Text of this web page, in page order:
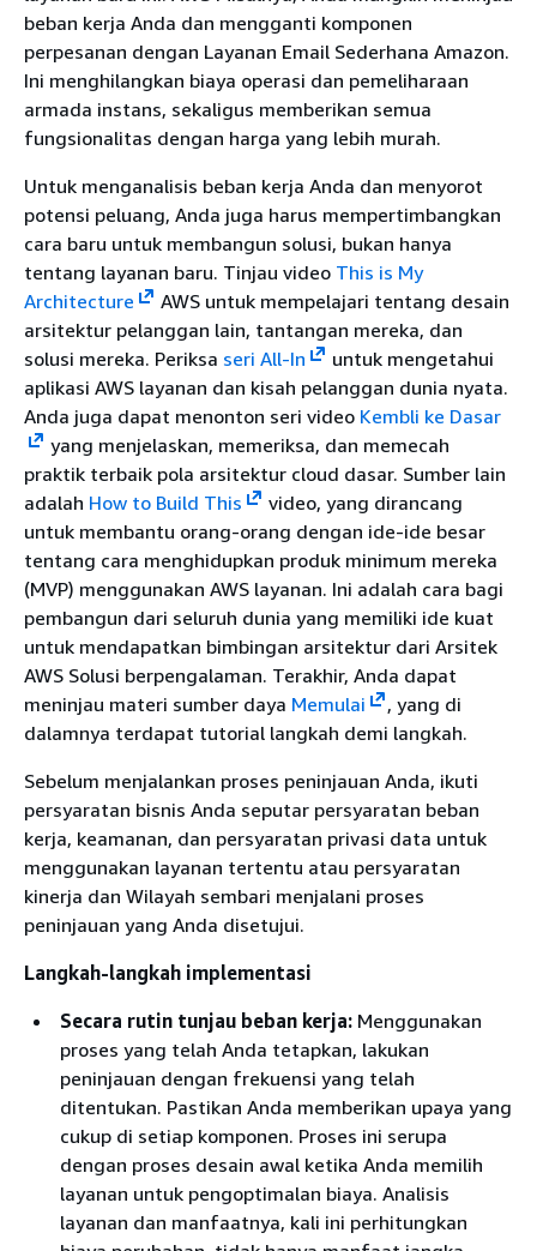
beban kerja Anda dan mengganti komponen
perpesanan dengan Layanan Email Sederhana Amazon.
Ini menghilangkan biaya operasi dan pemeliharaan
armada instans, sekaligus memberikan semua
fungsionalitas dengan harga yang lebih murah.
Untuk menganalisis beban kerja Anda dan menyorot
potensi peluang, Anda juga harus mempertimbangkan
cara baru untuk membangun solusi, bukan hanya
tentang layanan baru. Tinjau video This is My
Architecture
AWS untuk mempelajari tentang desain
arsitektur pelanggan lain, tantangan mereka, dan
solusi mereka. Periksa seri All-In
untuk mengetahui
aplikasi AWS layanan dan kisah pelanggan dunia nyata.
Anda juga dapat menonton seri video Kembli ke Dasar
yang menjelaskan, memeriksa, dan memecah
praktik terbaik pola arsitektur cloud dasar. Sumber lain
adalah How to Build This
video, yang dirancang
untuk membantu orang-orang dengan ide-ide besar
tentang cara menghidupkan produk minimum mereka
(MVP) menggunakan AWS layanan. Ini adalah cara bagi
pembangun dari seluruh dunia yang memiliki ide kuat
untuk mendapatkan bimbingan arsitektur dari Arsitek
AWS Solusi berpengalaman. Terakhir, Anda dapat
meninjau materi sumber daya Memulai
, yang di
dalamnya terdapat tutorial langkah demi langkah.
Sebelum menjalankan proses peninjauan Anda, ikuti
persyaratan bisnis Anda seputar persyaratan beban
kerja, keamanan, dan persyaratan privasi data untuk
menggunakan layanan tertentu atau persyaratan
kinerja dan Wilayah sembari menjalani proses
peninjauan yang Anda disetujui.
Langkah-langkah implementasi
Secara rutin tunjau beban kerja: Menggunakan
proses yang telah Anda tetapkan, lakukan
peninjauan dengan frekuensi yang telah
ditentukan. Pastikan Anda memberikan upaya yang
cukup di setiap komponen. Proses ini serupa
dengan proses desain awal ketika Anda memilih
layanan untuk pengoptimalan biaya. Analisis
layanan dan manfaatnya, kali ini perhitungkan